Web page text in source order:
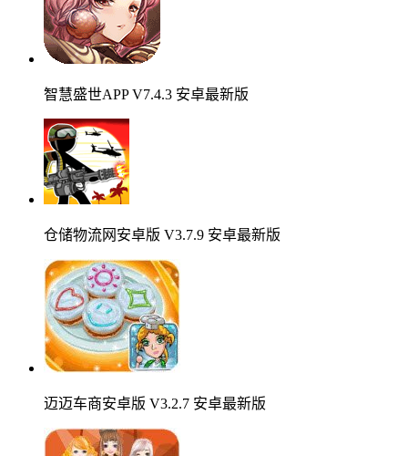
智慧盛世APP V7.4.3 安卓最新版
仓储物流网安卓版 V3.7.9 安卓最新版
迈迈车商安卓版 V3.2.7 安卓最新版